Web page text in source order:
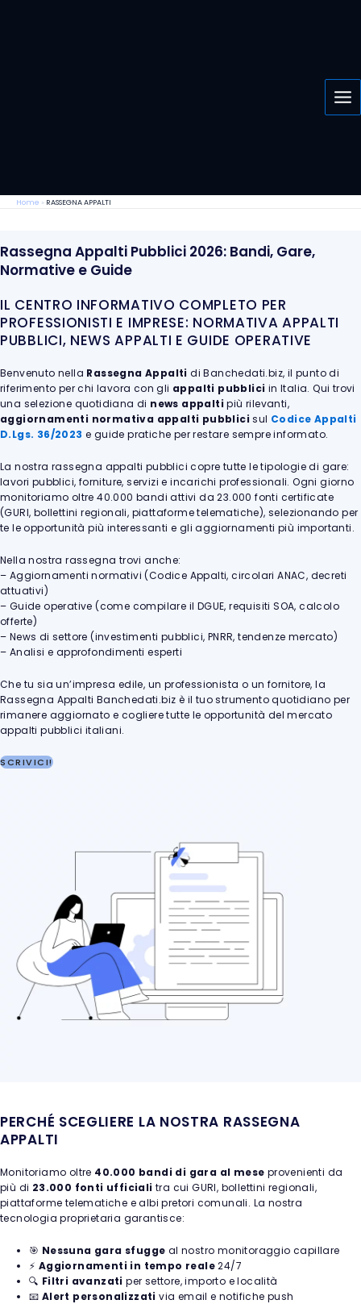
Home » RASSEGNA APPALTI
Rassegna Appalti Pubblici 2026: Bandi, Gare,
Normative e Guide
IL CENTRO INFORMATIVO COMPLETO PER
PROFESSIONISTI E IMPRESE: NORMATIVA APPALTI
PUBBLICI, NEWS APPALTI E GUIDE OPERATIVE
Benvenuto nella Rassegna Appalti di Banchedati.biz, il punto di
riferimento per chi lavora con gli appalti pubblici in Italia. Qui trovi
una selezione quotidiana di news appalti più rilevanti,
aggiornamenti normativa appalti pubblicisul Codice Appalti
D.Lgs. 36/2023e guide pratiche per restare sempre informato.
La nostra rassegna appalti pubblici copre tutte le tipologie di gare:
lavori pubblici, forniture, servizi e incarichi professionali. Ogni giorno
monitoriamo oltre 40.000 bandi attivi da 23.000 fonti certificate
(GURI, bollettini regionali, piattaforme telematiche), selezionando per
te le opportunità più interessanti e gli aggiornamenti più importanti.
Nella nostra rassegna trovi anche:
– Aggiornamenti normativi (Codice Appalti, circolari ANAC, decreti
attuativi)
– Guide operative (come compilare il DGUE, requisiti SOA, calcolo
offerte)
– News di settore (investimenti pubblici, PNRR, tendenze mercato)
– Analisi e approfondimenti esperti
Che tu sia un’impresa edile, un professionista o un fornitore, la
Rassegna Appalti Banchedati.biz è il tuo strumento quotidiano per
rimanere aggiornato e cogliere tutte le opportunità del mercato
appalti pubblici italiani.
SCRIVICI!
PERCHÉ SCEGLIERE LA NOSTRA RASSEGNA
APPALTI
Monitoriamo oltre 40.000 bandi di gara al mese provenienti da
più di 23.000 fonti ufficiali tra cui GURI, bollettini regionali,
piattaforme telematiche e albi pretori comunali. La nostra
tecnologia proprietaria garantisce:
🎯 Nessuna gara sfugge al nostro monitoraggio capillare
⚡ Aggiornamenti in tempo reale24/7
🔍 Filtri avanzati per settore, importo e località
📧 Alert personalizzati via email e notifiche push